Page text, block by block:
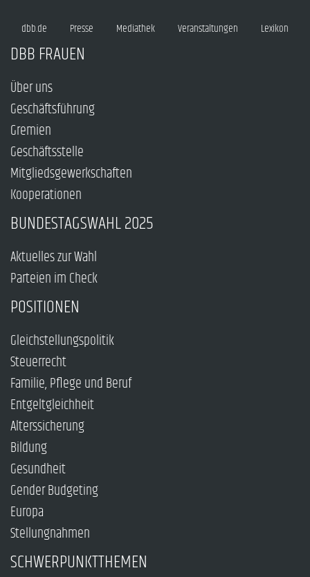
dbb.de Presse Mediathek Veranstaltungen Lexikon
DBB FRAUEN
Über uns
Geschäftsführung
Gremien
Geschäftsstelle
Mitgliedsgewerkschaften
Kooperationen
BUNDESTAGSWAHL 2025
Aktuelles zur Wahl
Parteien im Check
POSITIONEN
Gleichstellungspolitik
Steuerrecht
Familie, Pflege und Beruf
Entgeltgleichheit
Alterssicherung
Bildung
Gesundheit
Gender Budgeting
Europa
Stellungnahmen
SCHWERPUNKTTHEMEN